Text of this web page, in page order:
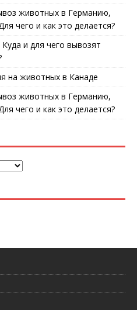
животных в Германию,
чего и как это делается?
и для чего вывозят
на животных в Канаде
животных в Германию,
чего и как это делается?